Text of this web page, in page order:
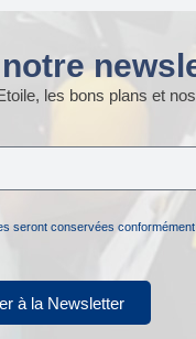
les bons plans et
conservées
à la Newsletter